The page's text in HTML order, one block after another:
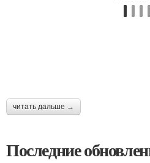
читать дальше →
Последние